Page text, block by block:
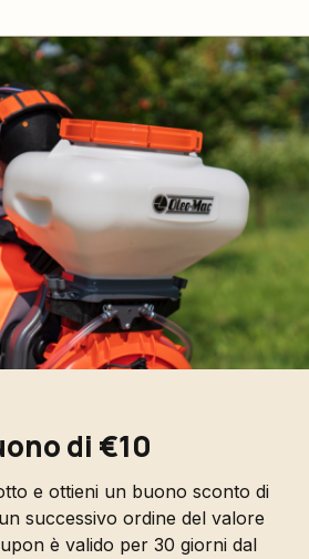
di €10
e ottieni un buono sconto di
successivo ordine del valore
è valido per 30 giorni dal